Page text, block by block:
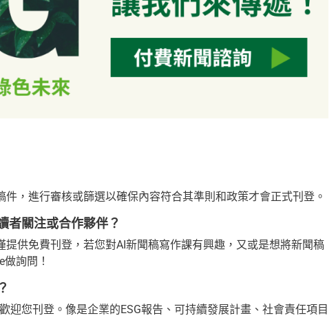
件，進行審核或篩選以確保內容符合其準則和政策才會正式刊登。
者關注或合作夥伴？
提供免費刊登，若您對AI新聞稿寫作課有興趣，又或是想將新聞稿
詢問！
迎您刊登。像是企業的ESG報告、可持續發展計畫、社會責任項目